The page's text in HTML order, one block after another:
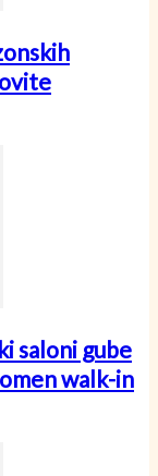
saloni gube
walk-in